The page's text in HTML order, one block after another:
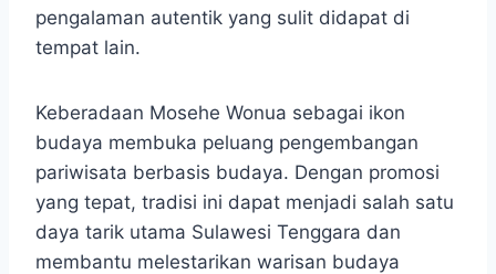
pengalaman autentik yang sulit didapat di
tempat lain.
Keberadaan Mosehe Wonua sebagai ikon
budaya membuka peluang pengembangan
pariwisata berbasis budaya. Dengan promosi
yang tepat, tradisi ini dapat menjadi salah satu
daya tarik utama Sulawesi Tenggara dan
membantu melestarikan warisan budaya